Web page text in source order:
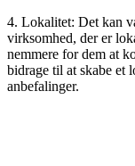
4. Lokalitet: Det kan
virksomhed, der er
nemmere for dem at
bidrage til at skabe et
anbefalinger.